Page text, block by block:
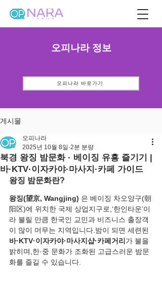
오피나라 정보
오피나라 바로가기
게시물
북경 왕징 밤문화 · 베이징 유흥 즐기기 |
바·KTV·이자카야·마사지·카페 가이드
오피나라
2025년 10월 8일 2분 분량
왕징 밤문화란?
왕징(望京, Wangjing) 은 베이징 차오양구(朝
阳区)에 위치한 국제 상업지구로,‘한인타운’이
라 불릴 만큼 한국인 교민과 비즈니스 출장객
이 많이 머무는 지역입니다.밤이 되면 세련된
바·KTV·이자카야·마사지샵·카페거리 가 불을
밝히며,한·중 문화가 조화된 고급스러운 밤문
화를 즐길 수 있습니다.